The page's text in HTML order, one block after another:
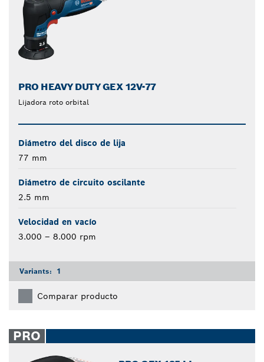
PRO HEAVY DUTY GEX 12V-77
Lijadora roto orbital
Diámetro del disco de lija
77 mm
Diámetro de circuito oscilante
2.5 mm
Velocidad en vacío
3.000 – 8.000 rpm
Variants: 1
Comparar producto
PRO